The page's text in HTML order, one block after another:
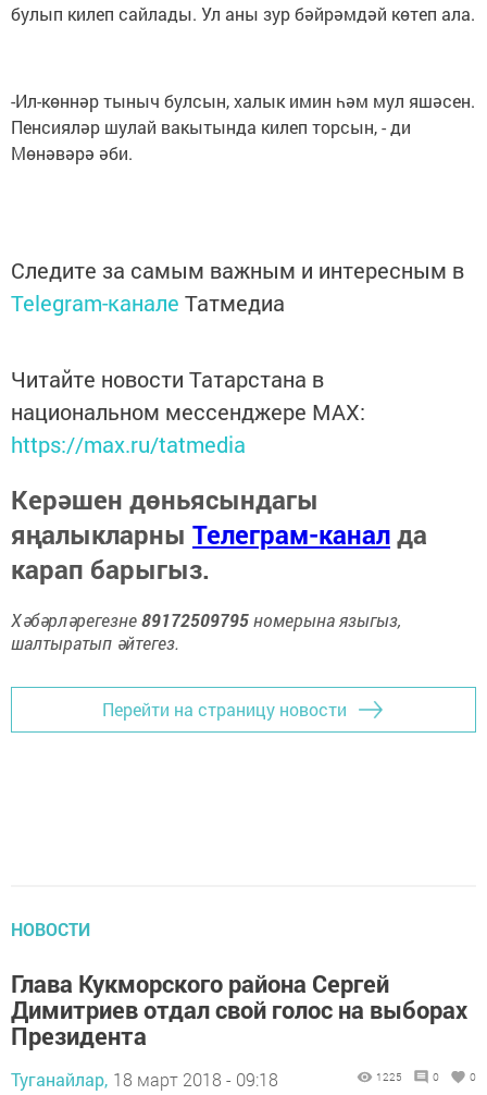
булып килеп сайлады. Ул аны зур бәйрәмдәй көтеп ала.
-Ил-көннәр тыныч булсын, халык имин һәм мул яшәсен.
Пенсияләр шулай вакытында килеп торсын, - ди
Мөнәвәрә әби.
Следите за самым важным и интересным в
Telegram-канале Татмедиа
Читайте новости Татарстана в
национальном мессенджере MАХ:
https://max.ru/tatmedia
Керәшен дөньясындагы
яңалыкларны Телеграм-каналда
карап барыгыз.
Хәбәрләрегезне89172509795номерына языгыз,
шалтыратып әйтегез.
Перейти на страницу новости
НОВОСТИ
Глава Кукморского района Сергей
Димитриев отдал свой голос на выборах
Президента
Туганайлар, 18 март 2018 - 09:18 1225 0 0